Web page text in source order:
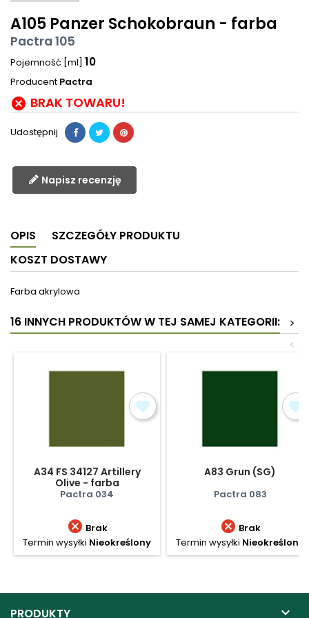
A105 Panzer Schokobraun - farba
Pactra 105
Pojemność [ml] 10
Producent Pactra
 BRAK TOWARU!
Udostępnij
Napisz recenzję
OPIS
SZCZEGÓŁY PRODUKTU
KOSZT DOSTAWY
Farba akrylowa
16 INNYCH PRODUKTÓW W TEJ SAMEJ KATEGORII:
>
<
A34 FS 34127 Artillery
Olive - farba
Pactra 034
 Brak
Termin wysyłki Nieokreślony
A83 Grun (SG)
Pactra 083
 Brak
Termin wysyłki Nieokreślony
PRODUKTY 